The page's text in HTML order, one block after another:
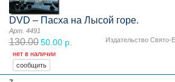
DVD – Пасха на Лысой горе.
Издательство Свято-
Арт. 4491
130.0050.00 р.
нет в наличии